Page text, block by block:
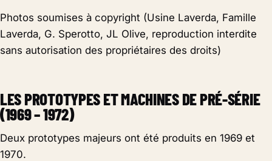
Photos soumises à copyright (Usine Laverda, Famille
Laverda, G. Sperotto, JL Olive, reproduction interdite
sans autorisation des propriétaires des droits)
LES PROTOTYPES ET MACHINES DE PRÉ-SÉRIE
(1969 – 1972)
Deux prototypes majeurs ont été produits en 1969 et
1970.